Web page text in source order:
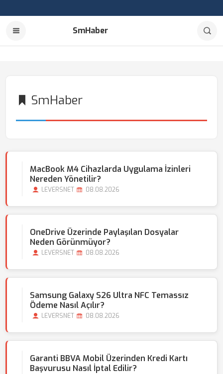
SmHaber
SmHaber
MacBook M4 Cihazlarda Uygulama İzinleri
Nereden Yönetilir?
LEVERSNET 08.08.2026
OneDrive Üzerinde Paylaşılan Dosyalar
Neden Görünmüyor?
LEVERSNET 08.08.2026
Samsung Galaxy S26 Ultra NFC Temassız
Ödeme Nasıl Açılır?
LEVERSNET 08.08.2026
Garanti BBVA Mobil Üzerinden Kredi Kartı
Başvurusu Nasıl İptal Edilir?